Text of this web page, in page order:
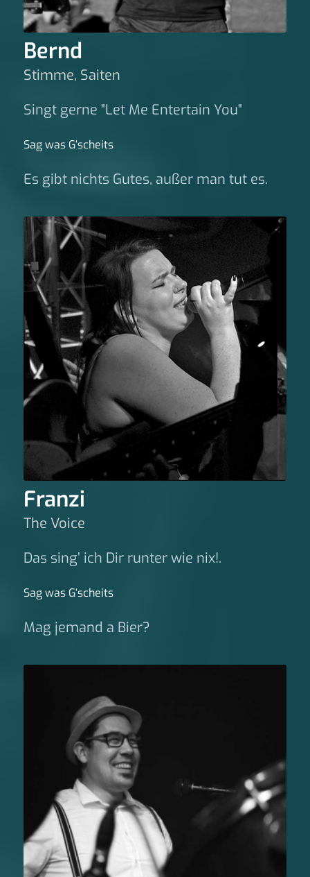
Bernd
Stimme, Saiten
Singt gerne "Let Me Entertain You"
Sag was G‘scheits
Es gibt nichts Gutes, außer man tut es.
Franzi
The Voice
Das sing’ ich Dir runter wie nix!.
Sag was G‘scheits
Mag jemand a Bier?